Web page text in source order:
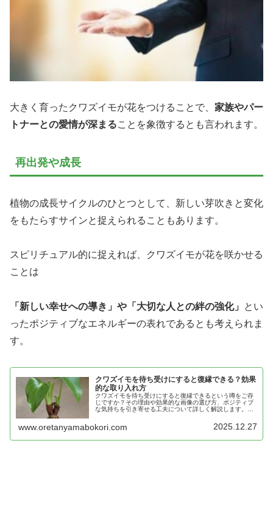
大きく育ったクワズイモが花をつけることで、 家族やパー
トナーとの愛情が深まることを象徴するとも言われます。
再出発や成長
植物の成長サイクルのひとつとして、新しい芽吹きと変化
をもたらすサインと捉えられることもあります。
スピリチュアル的に捉えれば、クワズイモが花を咲かせる
ことは
「新しい幸せへの導き」や「大切な人との絆の強化」
とい
ったポジティブなエネルギーの表れであるとも考えられま
す。
クワズイモを待ち受けにすると復縁できる？効果
的な取り入れ方
クワズイモを待ち受けにすると復縁できるという噂をご存
じですか？その理由や効果的な画像の選び方、ポジティブ
な気持ちを引き寄せる工夫について詳しく解説します。さ
けたサポートを目指します。
www.oretanyamabokori.com 2025.12.27